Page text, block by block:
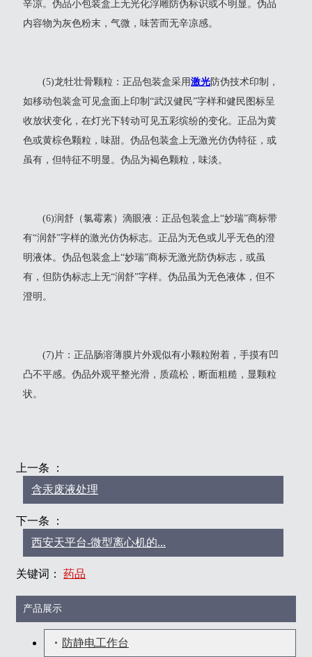
辛凉。伪品小包装盒上无光化浮雕防伪标识或不明显。伪品
内容物为灰色粉末，气微，味苦而无辛凉感。
(5)龙牡壮骨颗粒：正品包装盒采用激光防伪技术印制，
如移动包装盒可见盒面上印制“武汉健民”字样和健民图标呈
收放状变化，在灯光下转动可见五彩缤纷的变化。正品为黄
色或黄棕色颗粒，味甜。伪品包装盒上无激光仿伪特征，或
虽有，但特征不明显。伪品为褐色颗粒，味淡。
(6)润舒（氯霉素）滴眼液：正品包装盒上“妙瑞”商标带
有“润舒”字样的激光仿伪标志。正品为无色或儿乎无色的澄
明液体。伪品包装盒上“妙瑞”商标无激光防伪标志，或虽
有，但防伪标志上无“润舒”字样。伪品虽为无色液体，但不
澄明。
(7)片：正品肠溶薄膜片外观似有小颗粒附着，手摸有凹
凸不平感。伪品外观平整光滑，质疏松，断面粗糙，显颗粒
状。
上一条 ：
含汞废液处理
下一条 ：
西安天平台-微型离心机的...
关键词： 药品
产品展示
防静电工作台